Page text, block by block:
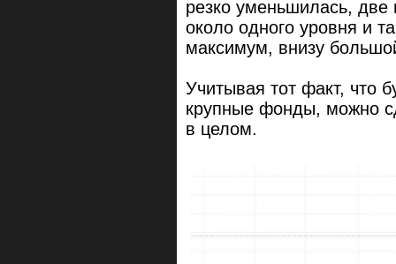
резко уменьшилась, две
около одного уровня и
максимум, внизу
Учитывая тот факт, что
крупные фонды, можно
в целом.